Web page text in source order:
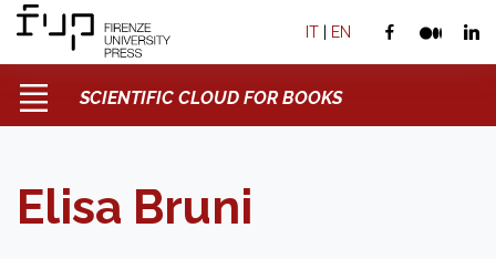
IT | EN
SCIENTIFIC CLOUD FOR BOOKS
Elisa Bruni